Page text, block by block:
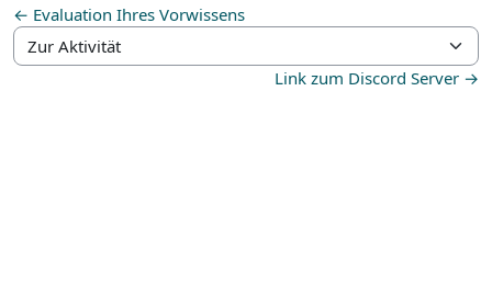
← Evaluation Ihres Vorwissens
Zur Aktivität
Link zum Discord Server →